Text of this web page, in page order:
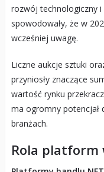
rozwój technologiczny
spowodowały, że w
wcześniej uwagę.
Liczne aukcje sztuki
przyniosły znaczące
wartość rynku
ma ogromny potencjał
branżach.
Rola platform